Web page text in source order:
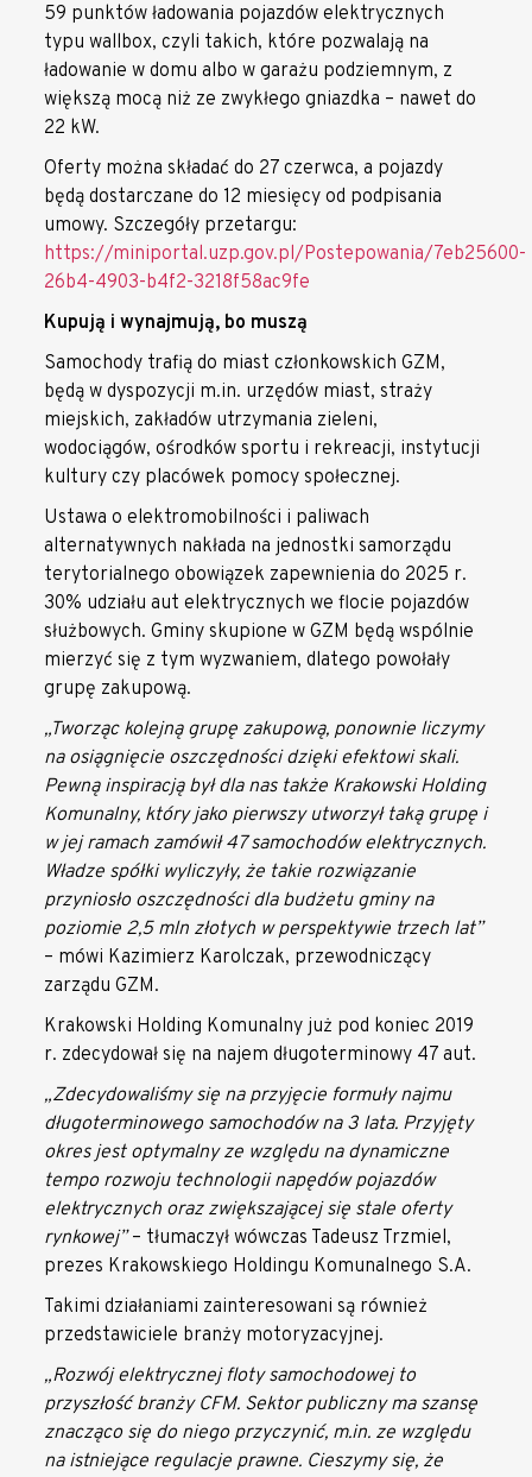
59 punktów ładowania pojazdów elektrycznych
typu wallbox, czyli takich, które pozwalają na
ładowanie w domu albo w garażu podziemnym, z
większą mocą niż ze zwykłego gniazdka – nawet do
22 kW.
Oferty można składać do 27 czerwca, a pojazdy
będą dostarczane do 12 miesięcy od podpisania
umowy. Szczegóły przetargu:
https://miniportal.uzp.gov.pl/Postepowania/7eb25600-
26b4-4903-b4f2-3218f58ac9fe
Kupują i wynajmują, bo muszą
Samochody trafią do miast członkowskich GZM,
będą w dyspozycji m.in. urzędów miast, straży
miejskich, zakładów utrzymania zieleni,
wodociągów, ośrodków sportu i rekreacji, instytucji
kultury czy placówek pomocy społecznej.
Ustawa o elektromobilności i paliwach
alternatywnych nakłada na jednostki samorządu
terytorialnego obowiązek zapewnienia do 2025 r.
30% udziału aut elektrycznych we flocie pojazdów
służbowych. Gminy skupione w GZM będą wspólnie
mierzyć się z tym wyzwaniem, dlatego powołały
grupę zakupową.
„Tworząc kolejną grupę zakupową, ponownie liczymy
na osiągnięcie oszczędności dzięki efektowi skali.
Pewną inspiracją był dla nas także Krakowski Holding
Komunalny, który jako pierwszy utworzył taką grupę i
w jej ramach zamówił 47 samochodów elektrycznych.
Władze spółki wyliczyły, że takie rozwiązanie
przyniosło oszczędności dla budżetu gminy na
poziomie 2,5 mln złotych w perspektywie trzech lat”
– mówi Kazimierz Karolczak, przewodniczący
zarządu GZM.
Krakowski Holding Komunalny już pod koniec 2019
r. zdecydował się na najem długoterminowy 47 aut.
„Zdecydowaliśmy się na przyjęcie formuły najmu
długoterminowego samochodów na 3 lata. Przyjęty
okres jest optymalny ze względu na dynamiczne
tempo rozwoju technologii napędów pojazdów
elektrycznych oraz zwiększającej się stale oferty
rynkowej”– tłumaczył wówczas Tadeusz Trzmiel,
prezes Krakowskiego Holdingu Komunalnego S.A.
Takimi działaniami zainteresowani są również
przedstawiciele branży motoryzacyjnej.
„Rozwój elektrycznej floty samochodowej to
przyszłość branży CFM. Sektor publiczny ma szansę
znacząco się do niego przyczynić, m.in. ze względu
na istniejące regulacje prawne. Cieszymy się, że